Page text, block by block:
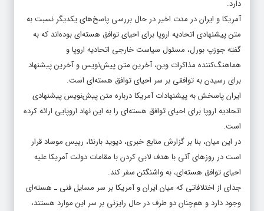
دارد.
آمریکا و ایران در مدت اخیر در حال بررسی پاسخ‌های یکدیگر نسبت به
متن پیشنهادی اتحادیه اروپا برای احیای توافق هسته‌ای بوده‌اند که به
گفته جوزپ بورل، مسئول سیاست خارجی اتحادیه اروپا و
هماهنگ‌کننده مذاکرات وین، آخرین متن پیش‌نویس و آخرین پیشنهاد
برای رسیدن به توافقی بر سر احیای توافق هسته‌ای است.
ایران پاسخش به پیشنهادات آمریکا درباره متن پیش‌نویس پیشنهادی
اتحادیه اروپا برای احیای توافق هسته‌ای را به این نهاد اروپایی ارائه کرده
است.
در این میان، بنا بر گزارش منابع خبری، دیوید بارنئا، رییس موساد قرار
است در روزهای آتی با هدف لابی کردن با مقامات دولت آمریکا علیه
احیای توافق هسته‌ای، به واشنگتن سفر کند.
جدای از اختلافاتی که میان ایران و آمریکا بر سر مسایل فنی ـ هسته‌ای
وجود دارد و هم‌چنان دو طرف در حال رایزنی بر سر این موارد هستند،